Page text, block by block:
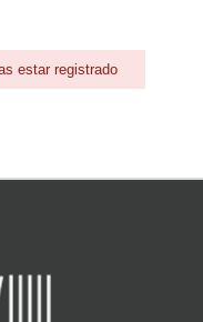
estar registrado